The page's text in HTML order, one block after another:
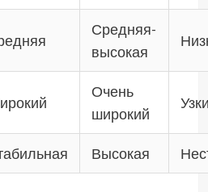
Средняя-
высокая
Очень
широкий
Высокая